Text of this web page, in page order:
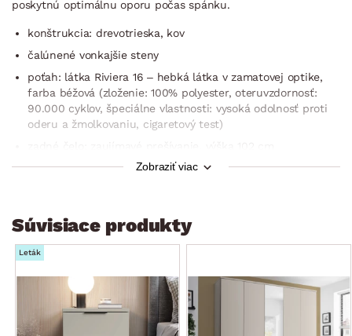
poskytnú optimálnu oporu počas spánku.
konštrukcia: drevotrieska, kov
čalúnené vonkajšie steny
poťah: látka Riviera 16 – hebká látka v zamatovej optike,
farba béžová (zloženie: 100% polyester, oteruvzdornosť:
90.000 cyklov, špeciálne vlastnosti: vysoká odolnosť proti
oderu a žmolkovaniu, cigaretový test)
plocha lôžka: 180×200 cm
dvojité vrecká, bez polohovania, výklopná funkcia, nosnosť
do 130 kg)
2× matrac typ Denisa – voľne uložená (2× matrac
o rozmere 90×200 cm, kvalitné jadro: taštičkové pružiny +
polyuretánová pena, 7 anatomických zón, jemné masážne
nopky, jadro matraca dokonale rozloží váhu celého tela a
poskytne optimálnu oporu pre spanie , výška v poťahu: cca
Zobraziť viac
Súvisiace produkty
Leták